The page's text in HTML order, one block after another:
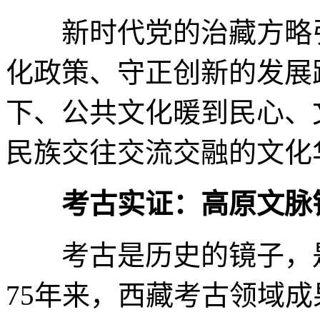
新时代党的治藏方略
化政策、守正创新的发
下、公共文化暖到民心
民族交往交流交融的文
考古实证：高原文
考古是历史的镜子，
75年来，西藏考古领域